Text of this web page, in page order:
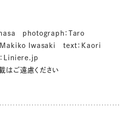
photograph：Taro
Iwasaki text：Kaori
Liniere.jp
はご遠慮ください